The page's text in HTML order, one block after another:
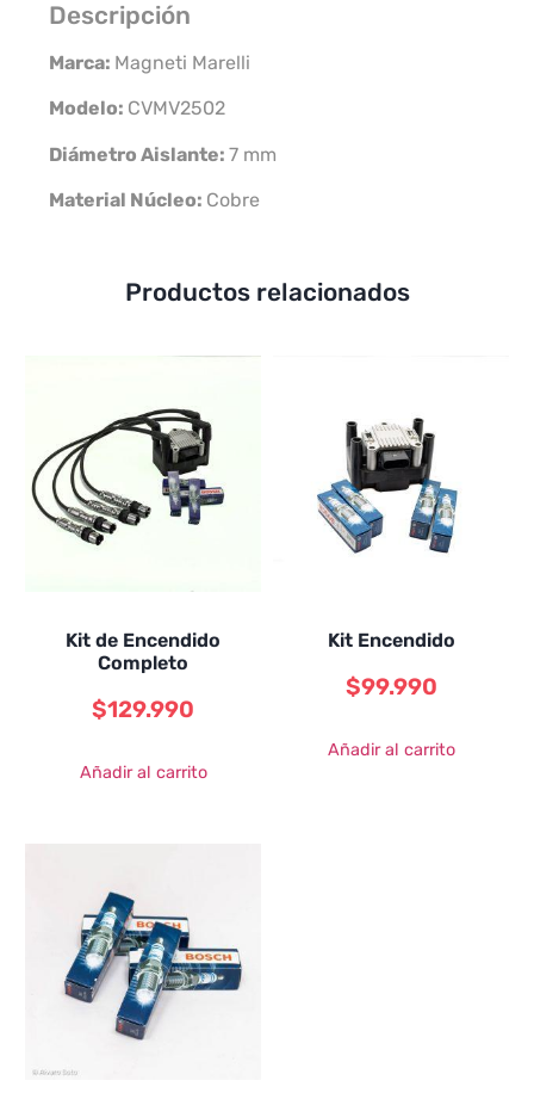
Descripción
Marca: Magneti Marelli
Modelo: CVMV2502
Diámetro Aislante: 7 mm
Material Núcleo: Cobre
Productos relacionados
Kit de Encendido
Completo
$129.990
Añadir al carrito
Kit Encendido
$99.990
Añadir al carrito